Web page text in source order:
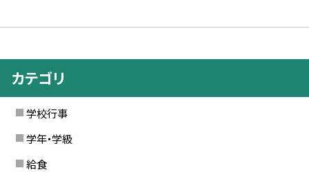
カテゴリ
学校行事
学年・学級
給食